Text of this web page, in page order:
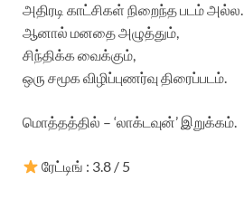
அதிரடி காட்சிகள் நிறைந்த படம் அல்ல.
ஆனால் மனதை அழுத்தும்,
சிந்திக்க வைக்கும்,
ஒரு சமூக விழிப்புணர்வு திரைப்படம்.
மொத்தத்தில் – ‘லாக்டவுன்’ இறுக்கம்.
ரேட்டிங் : 3.8 / 5